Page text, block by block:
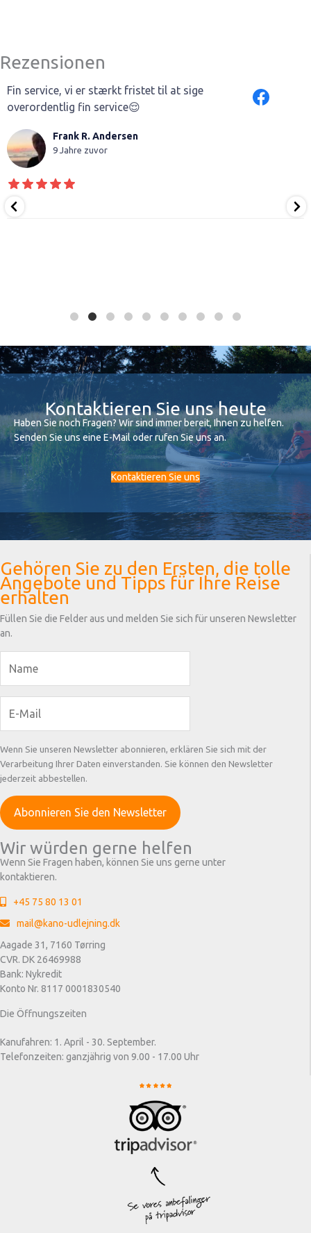
Rezensionen
Fin service, vi er stærkt fristet til at sige
overordentlig fin service😌
Frank R. Andersen
9 Jahre zuvor
Kontaktieren Sie uns heute
Haben Sie noch Fragen? Wir sind immer bereit, Ihnen zu helfen.
Senden Sie uns eine E-Mail oder rufen Sie uns an.
Kontaktieren Sie uns
Gehören Sie zu den Ersten, die tolle
Angebote und Tipps für Ihre Reise
erhalten
Füllen Sie die Felder aus und melden Sie sich für unseren Newsletter
an.
Wenn Sie unseren Newsletter abonnieren, erklären Sie sich mit der
Verarbeitung Ihrer Daten einverstanden. Sie können den Newsletter
jederzeit abbestellen.
Wir würden gerne helfen
Wenn Sie Fragen haben, können Sie uns gerne unter
kontaktieren.
+45 75 80 13 01
mail@kano-udlejning.dk
Aagade 31, 7160 Tørring
CVR. DK 26469988
Bank: Nykredit
Konto Nr. 8117 0001830540
Die Öffnungszeiten
Kanufahren: 1. April - 30. September.
Telefonzeiten: ganzjährig von 9.00 - 17.00 Uhr